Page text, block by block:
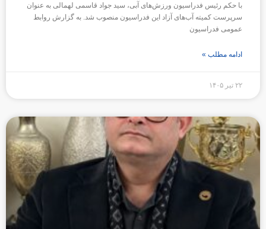
با حکم رئیس فدراسیون ورزش‌های آبی، سید جواد قاسمی لهمالی به عنوان
سرپرست کمیته آب‌های آزاد این فدراسیون منصوب شد. به گزارش روابط
عمومی فدراسیون
ادامه مطلب »
۲۲ تیر ۱۴۰۵